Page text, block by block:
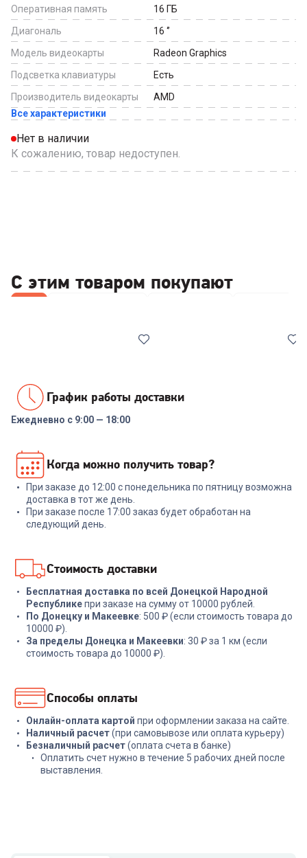
Оперативная память
16 ГБ
Диагональ
16 ‘’
Модель видеокарты
Radeon Graphics
Подсветка клавиатуры
Есть
Производитель видеокарты
AMD
Все характеристики
Нет в наличии
К сожалению, товар недоступен.
С этим товаром покупают
МФУ лазерное PANTUM
M6500W
15 989₽
+68 бонусов
2 299₽
График работы доставки
Ежедневно с 9:00 — 18:00
Когда можно получить товар?
При заказе до 12:00 с понедельника по пятницу возможна
доставка в тот же день.
При заказе после 17:00 заказ будет обработан на
следующий день.
Стоимость доставки
Бесплатная доставка по всей Донецкой Народной
Республикепри заказе на сумму от 10000 рублей.
По Донецку и Макеевке: 500 ₽ (если стоимость товара до
10000 ₽).
За пределы Донецка и Макеевки: 30 ₽ за 1 км (если
стоимость товара до 10000 ₽).
Способы оплаты
Онлайн-оплата картой при оформлении заказа на сайте.
Наличный расчет(при самовывозе или оплата курьеру)
Безналичный расчет(оплата счета в банке)
Оплатить счет нужно в течение 5 рабочих дней после
выставления.